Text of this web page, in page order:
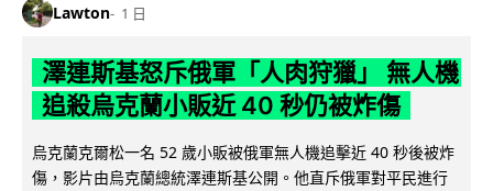
Lawton 1 日
澤連斯基怒斥俄軍「人肉狩獵」 無人機
追殺烏克蘭小販近 40 秒仍被炸傷
烏克蘭克爾松一名 52 歲小販被俄軍無人機追擊近 40 秒後被炸
傷，影片由烏克蘭總統澤連斯基公開。他直斥俄軍對平民進行